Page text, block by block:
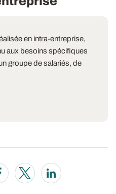
en intra-entreprise,
aux besoins spécifiques
groupe de salariés, de
in a new window
Opens in a new window
Opens in a new